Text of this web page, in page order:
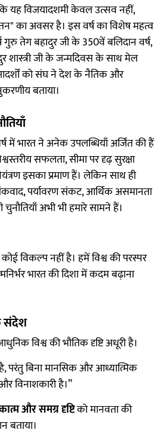
यह विजयादशमी केवल उत्सव नहीं,
का अवसर है। इस वर्ष का विशेष महत्व
गुरु तेग बहादुर जी के 350वें बलिदान वर्ष,
शास्त्री जी के जन्मदिवस के साथ मेल
को संघ ने देश के नैतिक और
बताया।
में भारत ने अनेक उपलब्धियाँ अर्जित की हैं
सफलता, सीमा पर दृढ़ सुरक्षा
इसका प्रमाण हैं। लेकिन साथ ही
पर्यावरण संकट, आर्थिक असमानता
अभी भी हमारे सामने हैं।
विकल्प नहीं है। हमें विश्व की परस्पर
भारत की दिशा में कदम बढ़ाना
संदेश
विश्व की भौतिक दृष्टि अधूरी है।
बिना मानसिक और आध्यात्मिक
विनाशकारी है।”
और समग्र दृष्टिको मानवता की
बताया।